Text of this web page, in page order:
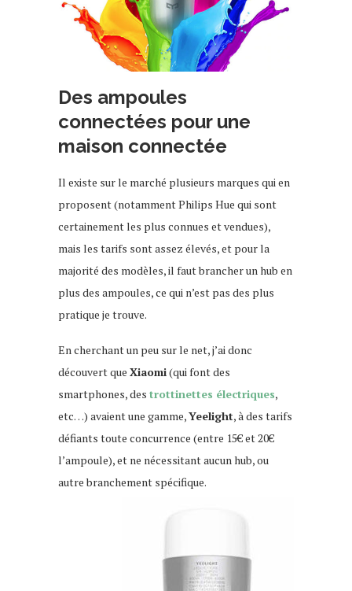
Des ampoules
connectées pour une
maison connectée
Il existe sur le marché plusieurs marques qui en
proposent (notamment Philips Hue qui sont
certainement les plus connues et vendues),
mais les tarifs sont assez élevés, et pour la
majorité des modèles, il faut brancher un hub en
plus des ampoules, ce qui n’est pas des plus
pratique je trouve.
En cherchant un peu sur le net, j’ai donc
découvert que Xiaomi(qui font des
smartphones, des trottinettes électriques,
etc…) avaient une gamme,Yeelight, à des tarifs
défiants toute concurrence (entre 15€ et 20€
l’ampoule), et ne nécessitant aucun hub, ou
autre branchement spécifique.